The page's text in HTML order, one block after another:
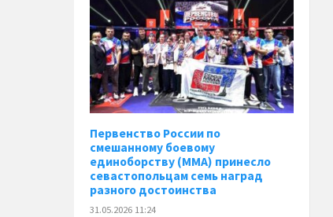
Первенство России по
смешанному боевому
единоборству (ММА) принесло
севастопольцам семь наград
разного достоинства
31.05.2026 11:24